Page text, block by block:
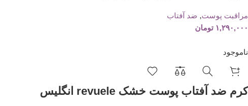
مراقبت پوست, ضد آفتاب
۱,۲۹۰,۰۰۰ تومان
ناموجود
کرم ضد آفتاب پوست خشک revuele انگلیس